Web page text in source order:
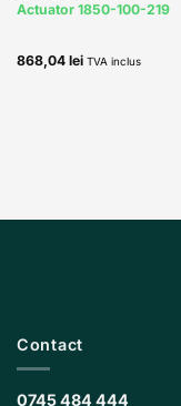
Actuator 1850-100-219
868,04 lei TVA inclus
Contact
0745 484 444